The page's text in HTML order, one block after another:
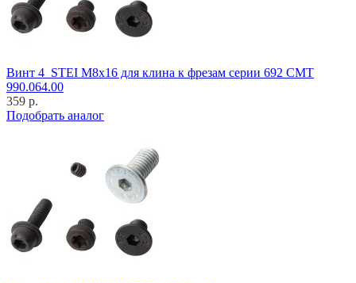
Винт 4_STEI M8x16 для клина к фрезам серии 692 CMT
990.064.00
359 р.
Подобрать аналог